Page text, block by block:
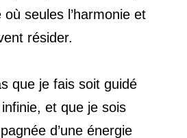
seules l’harmonie et
résider.
que je fais soit guidé
et que je sois
d’une énergie